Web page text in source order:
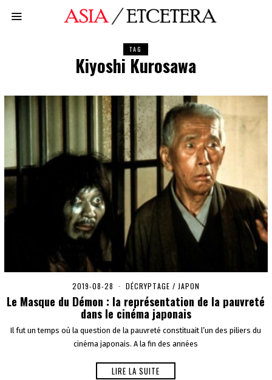
TAG
Kiyoshi Kurosawa
2019-08-28
0
2
0
-
0
1
1
6
DÉCRYPTAGE / JAPON
Le Masque du Démon : la représentation de la pauvreté
dans le cinéma japonais
Il fut un temps où la question de la pauvreté constituait l’un des piliers du
cinéma japonais. A la fin des années
LIRE LA SUITE